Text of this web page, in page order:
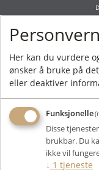
Forside / Produkter /
Personvern
Her kan du vurdere
ønsker å bruke på
eller deaktiver
Funksjonelle
Disse
brukbar. Du
ikke vil
↓ 1 tjeneste